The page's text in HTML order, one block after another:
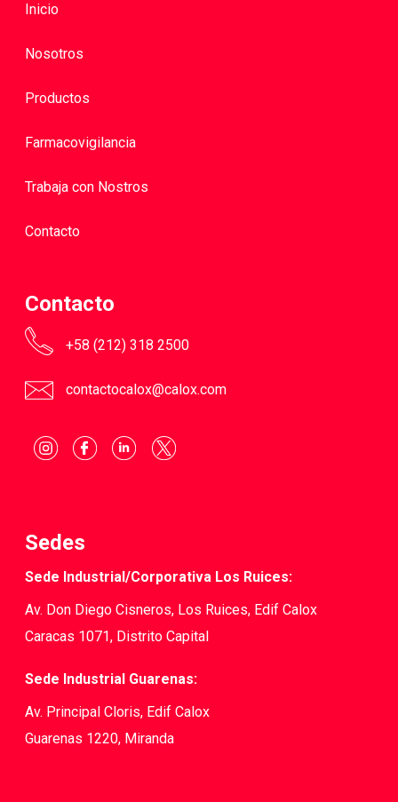
Inicio
Nosotros
Productos
Farmacovigilancia
Trabaja con Nostros
Contacto
Contacto
+58 (212) 318 2500
contactocalox@calox.com
Sedes
Sede Industrial/Corporativa Los Ruices:
Av. Don Diego Cisneros, Los Ruices, Edif Calox
Caracas 1071, Distrito Capital
Sede Industrial Guarenas:
Av. Principal Cloris, Edif Calox
Guarenas 1220, Miranda